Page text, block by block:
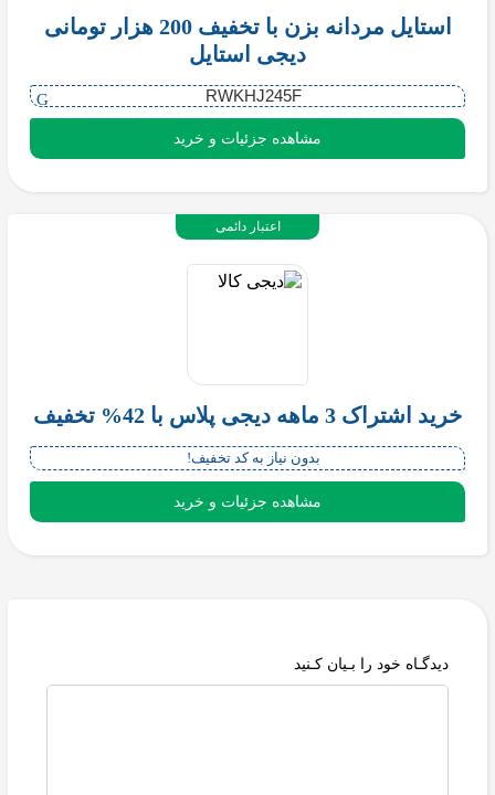
استایل مردانه بزن با تخفیف 200 هزار تومانی
دیجی استایل
RWKHJ245F
مشاهده جزئیات و خرید
خرید اشتراک 3 ماهه دیجی پلاس با 42% تخفیف
بدون نیاز به کد تخفیف!
مشاهده جزئیات و خرید
اعتبار دائمی
دیدگـاه خود را بـیان کـنید